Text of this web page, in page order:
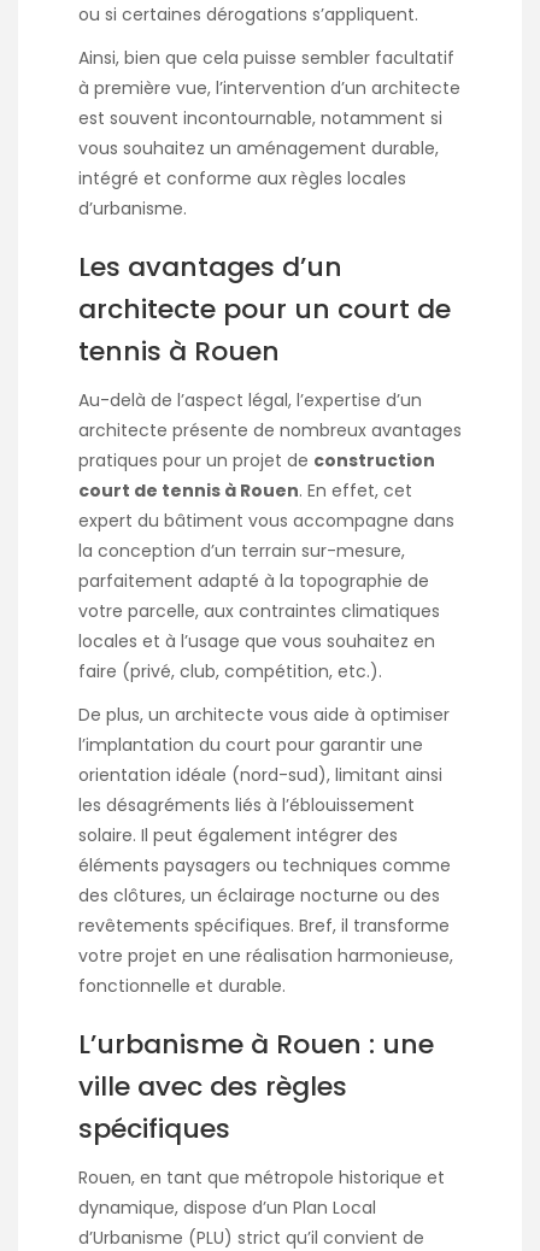
ou si certaines dérogations s’appliquent.
Ainsi, bien que cela puisse sembler facultatif
à première vue, l’intervention d’un architecte
est souvent incontournable, notamment si
vous souhaitez un aménagement durable,
intégré et conforme aux règles locales
d’urbanisme.
Les avantages d’un
architecte pour un court de
tennis à Rouen
Au-delà de l’aspect légal, l’expertise d’un
architecte présente de nombreux avantages
pratiques pour un projet de construction
court de tennis à Rouen. En effet, cet
expert du bâtiment vous accompagne dans
la conception d’un terrain sur-mesure,
parfaitement adapté à la topographie de
votre parcelle, aux contraintes climatiques
locales et à l’usage que vous souhaitez en
faire (privé, club, compétition, etc.).
De plus, un architecte vous aide à optimiser
l’implantation du court pour garantir une
orientation idéale (nord-sud), limitant ainsi
les désagréments liés à l’éblouissement
solaire. Il peut également intégrer des
éléments paysagers ou techniques comme
des clôtures, un éclairage nocturne ou des
revêtements spécifiques. Bref, il transforme
votre projet en une réalisation harmonieuse,
fonctionnelle et durable.
L’urbanisme à Rouen : une
ville avec des règles
spécifiques
Rouen, en tant que métropole historique et
dynamique, dispose d’un Plan Local
d’Urbanisme (PLU) strict qu’il convient de